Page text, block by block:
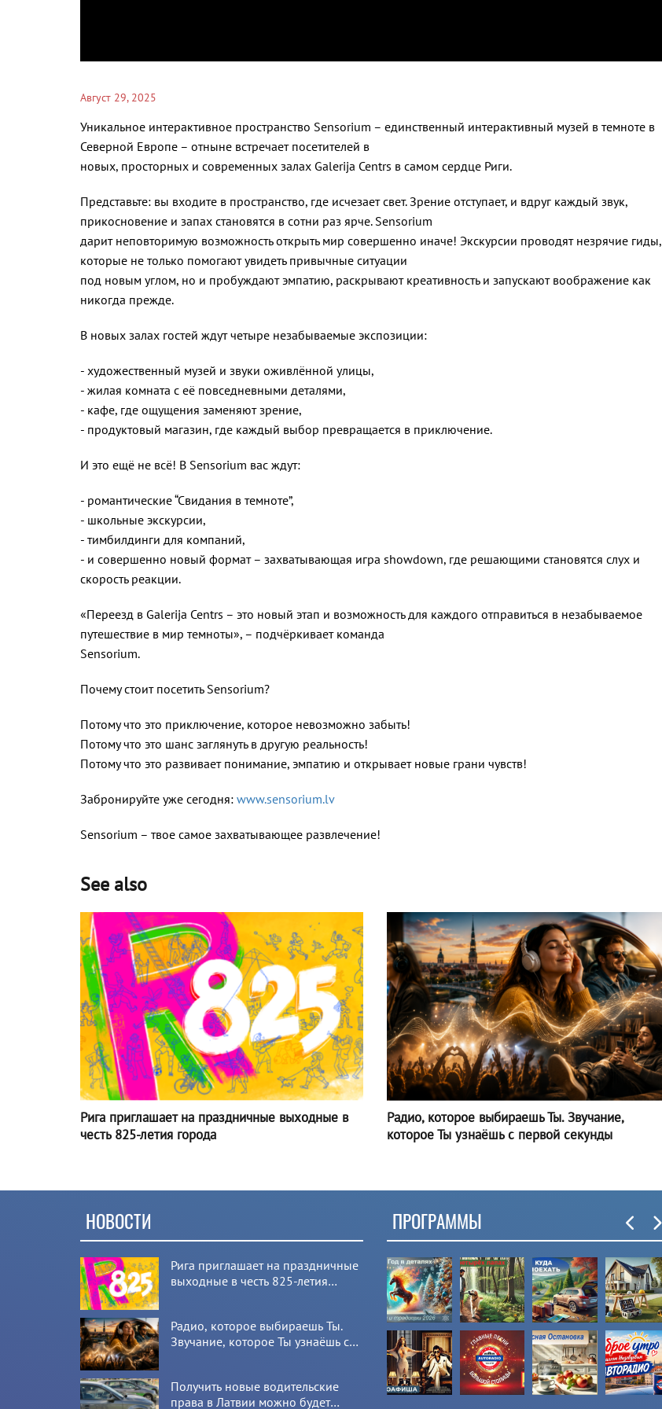
Август 29, 2025
Уникальное интерактивное пространство Sensorium – единственный интерактивный музей в темноте в
Северной Европе – отныне встречает посетителей в
новых, просторных и современных залах Galerija Centrs в самом сердце Риги.
Представьте: вы входите в пространство, где исчезает свет. Зрение отступает, и вдруг каждый звук,
прикосновение и запах становятся в сотни раз ярче. Sensorium
дарит неповторимую возможность открыть мир совершенно иначе! Экскурсии проводят незрячие гиды,
которые не только помогают увидеть привычные ситуации
под новым углом, но и пробуждают эмпатию, раскрывают креативность и запускают воображение как
никогда прежде.
В новых залах гостей ждут четыре незабываемые экспозиции:
- художественный музей и звуки оживлённой улицы,
- жилая комната с её повседневными деталями,
- кафе, где ощущения заменяют зрение,
- продуктовый магазин, где каждый выбор превращается в приключение.
И это ещё не всё! В Sensorium вас ждут:
- романтические “Свидания в темноте”,
- школьные экскурсии,
- тимбилдинги для компаний,
- и совершенно новый формат – захватывающая игра showdown, где решающими становятся слух и
скорость реакции.
«Переезд в Galerija Centrs – это новый этап и возможность для каждого отправиться в незабываемое
путешествие в мир темноты», – подчёркивает команда
Sensorium.
Почему стоит посетить Sensorium?
Потому что это приключение, которое невозможно забыть!
Потому что это шанс заглянуть в другую реальность!
Потому что это развивает понимание, эмпатию и открывает новые грани чувств!
Забронируйте уже сегодня: www.sensorium.lv
Sensorium – твое самое захватывающее развлечение!
See also
Рига приглашает на праздничные выходные в
честь 825-летия города
Радио, которое выбираешь Ты. Звучание,
которое Ты узнаёшь с первой секунды
НОВОСТИ
Рига приглашает на праздничные
выходные в честь 825-летия
Радио, которое выбираешь Ты.
Звучание, которое Ты узнаёшь с
Получить новые водительские
права в Латвии можно будет
ПРОГРАММЫ